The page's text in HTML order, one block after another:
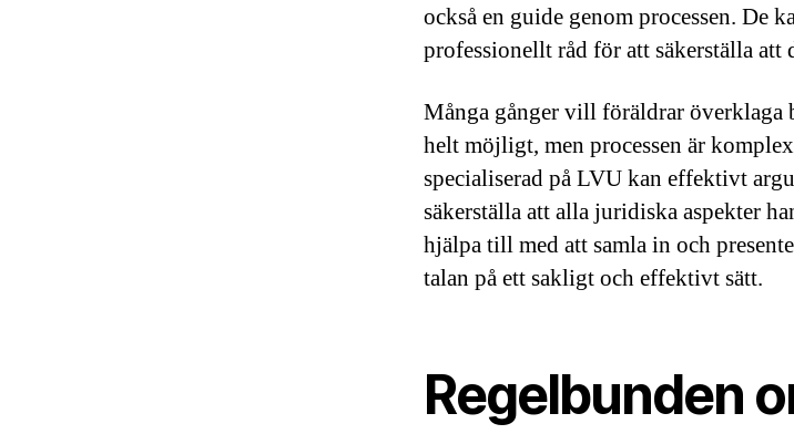
också en guide genom processen. De
professionellt råd för att säkerställa att
Många gånger vill föräldrar överklaga
helt möjligt, men processen är
specialiserad på LVU kan effektivt
säkerställa att alla juridiska aspekter
hjälpa till med att samla in och
talan på ett sakligt och effektivt sätt.
Regelbunden